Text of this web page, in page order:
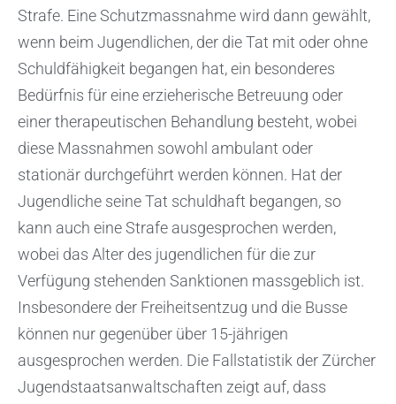
Strafe. Eine Schutzmassnahme wird dann gewählt,
wenn beim Jugendlichen, der die Tat mit oder ohne
Schuldfähigkeit begangen hat, ein besonderes
Bedürfnis für eine erzieherische Betreuung oder
einer therapeutischen Behandlung besteht, wobei
diese Massnahmen sowohl ambulant oder
stationär durchgeführt werden können. Hat der
Jugendliche seine Tat schuldhaft begangen, so
kann auch eine Strafe ausgesprochen werden,
wobei das Alter des jugendlichen für die zur
Verfügung stehenden Sanktionen massgeblich ist.
Insbesondere der Freiheitsentzug und die Busse
können nur gegenüber über 15-jährigen
ausgesprochen werden. Die Fallstatistik der Zürcher
Jugendstaatsanwaltschaften zeigt auf, dass